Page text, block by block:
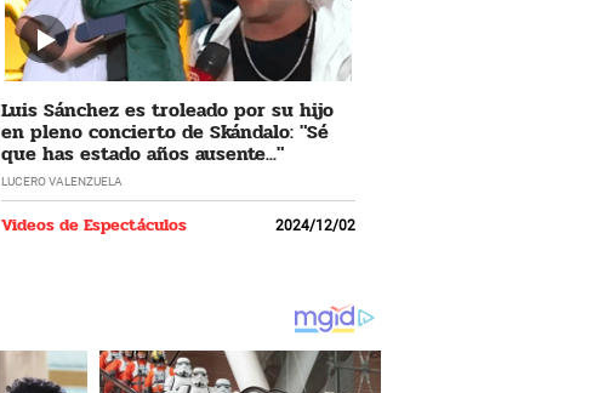
Luis Sánchez es troleado por su hijo
en pleno concierto de Skándalo: "Sé
que has estado años ausente..."
LUCERO VALENZUELA
Videos de Espectáculos 2024/12/02